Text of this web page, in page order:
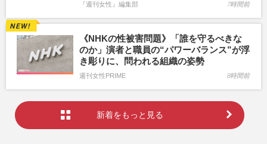
『週刊女性』編集部 7時間前
《NHKの性被害問題》「誰を守るべきな
のか」演者と職員の“パワーバランス”が浮
き彫りに、問われる組織の姿勢
週刊女性PRIME 8時間前
新着をもっと見る